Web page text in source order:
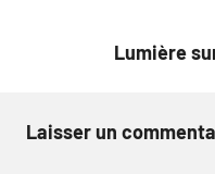
Lumière
Laisser un